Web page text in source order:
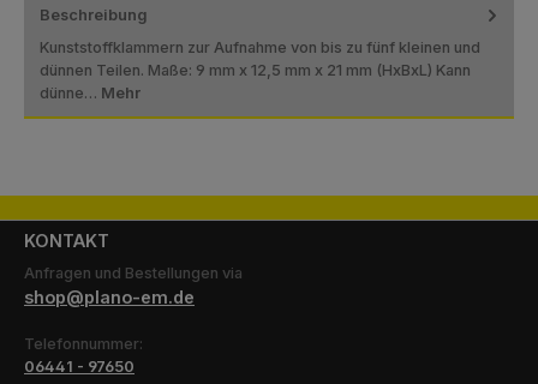
Beschreibung
Kunststoffklammern zur Aufnahme von bis zu fünf kleinen und
dünnen Teilen. Maße: 9 mm x 12,5 mm x 21 mm (HxBxL) Kann
dünne… Mehr
KONTAKT
Anfragen und Bestellungen via
shop@plano-em.de
Telefonnummer:
06441 - 97650